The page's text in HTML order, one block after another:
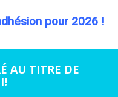
pour 2026 !
AU TITRE DE